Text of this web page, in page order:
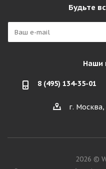
Будьте
Наши
8 (495) 134-35-01
г. Москва,
2026 ©